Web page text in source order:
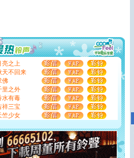
给你五千万：千万快乐！千万要健康！千万
万要知足！千万不要忘记我！
这样的日子才会想起你,而是这样的日子才
地骚扰你,告诉你,圣诞要快乐!新年要快乐!天天
上一颗祝福的心,在这个特别的日子里,愿幸福,
花,一切美好的祝愿与你同在.圣诞快乐!
我会触电；看不到你我要充电；没有你我会
是我职业，想你是我事业，抱你是我特长，吻
！水晶之恋祝你新年快乐
天让我许三个愿望，一是今生今世和你在一
再世和你在一起；三是三生三世和你不再分
祝你新年快乐
下心扭头离去那一刻，你在我身后无助地哭
亮之上
天不回来
佛
里之外
水有毒
祥三宝
竺少女